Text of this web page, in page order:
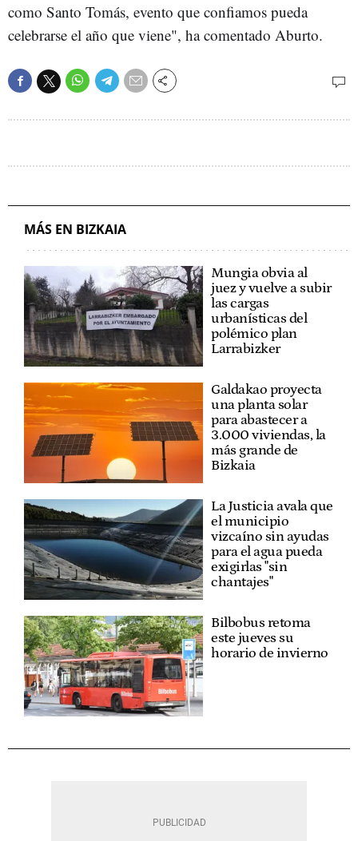
como Santo Tomás, evento que confiamos pueda
celebrarse el año que viene", ha comentado Aburto.
MÁS EN BIZKAIA
Mungia obvia al
juez y vuelve a subir
las cargas
urbanísticas del
polémico plan
Larrabizker
Galdakao proyecta
una planta solar
para abastecer a
3.000 viviendas, la
más grande de
Bizkaia
La Justicia avala que
el municipio
vizcaíno sin ayudas
para el agua pueda
exigirlas "sin
chantajes"
Bilbobus retoma
este jueves su
horario de invierno